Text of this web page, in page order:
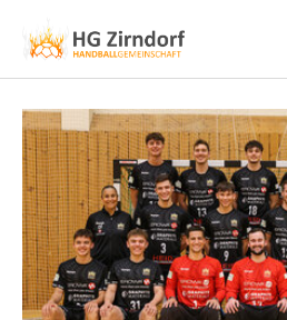
Show larger version